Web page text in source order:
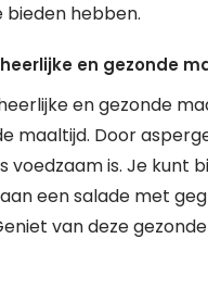
bieden hebben.
en gezonde
en gezonde
maaltijd. Door
is. Je kunt
een salade met
van deze